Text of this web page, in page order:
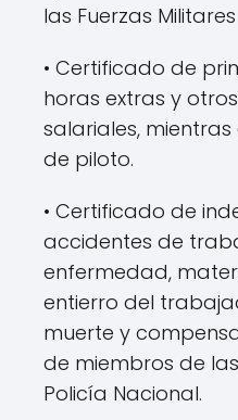
las Fuerzas
• Certificado de
horas extras y
salariales,
de piloto.
• Certificado de
accidentes de
enfermedad,
entierro del
muerte y
de miembros de
Policía Nacional.